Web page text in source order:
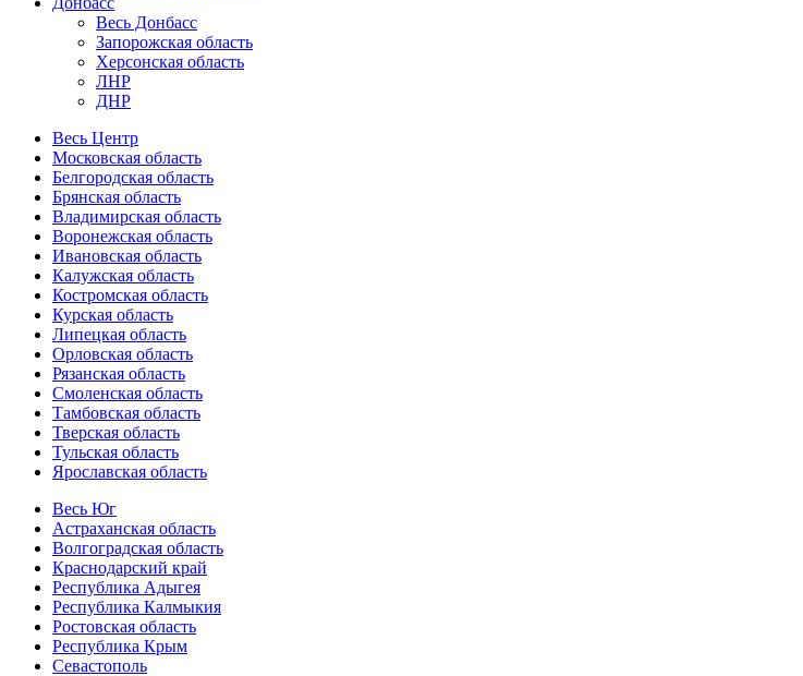
Весь Донбасс
Запорожская область
Херсонская область
ЛНР
ДНР
Весь Центр
Московская область
Белгородская область
Брянская область
Владимирская область
Воронежская область
Ивановская область
Калужская область
Костромская область
Курская область
Липецкая область
Орловская область
Рязанская область
Смоленская область
Тамбовская область
Тверская область
Тульская область
Ярославская область
Весь Юг
Астраханская область
Волгоградская область
Краснодарский край
Республика Адыгея
Республика Калмыкия
Ростовская область
Республика Крым
Севастополь